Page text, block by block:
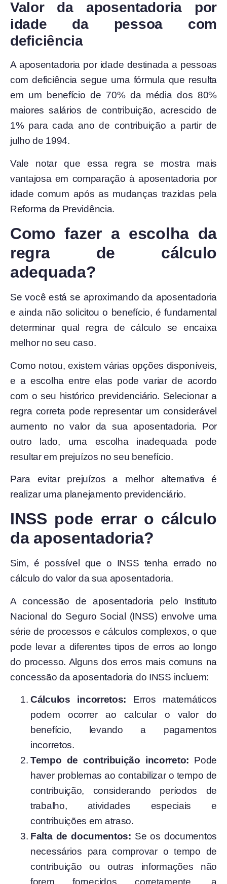
Valor da aposentadoria por
idade da pessoa com
deficiência
A aposentadoria por idade destinada a pessoas
com deficiência segue uma fórmula que resulta
em um benefício de 70% da média dos 80%
maiores salários de contribuição, acrescido de
1% para cada ano de contribuição a partir de
julho de 1994.
Vale notar que essa regra se mostra mais
vantajosa em comparação à aposentadoria por
idade comum após as mudanças trazidas pela
Reforma da Previdência.
Como fazer a escolha da
regra de cálculo
adequada?
Se você está se aproximando da aposentadoria
e ainda não solicitou o benefício, é fundamental
determinar qual regra de cálculo se encaixa
melhor no seu caso.
Como notou, existem várias opções disponíveis,
e a escolha entre elas pode variar de acordo
com o seu histórico previdenciário. Selecionar a
regra correta pode representar um considerável
aumento no valor da sua aposentadoria. Por
outro lado, uma escolha inadequada pode
resultar em prejuízos no seu benefício.
Para evitar prejuízos a melhor alternativa é
realizar uma planejamento previdenciário.
INSS pode errar o cálculo
da aposentadoria?
Sim, é possível que o INSS tenha errado no
cálculo do valor da sua aposentadoria.
A concessão de aposentadoria pelo Instituto
Nacional do Seguro Social (INSS) envolve uma
série de processos e cálculos complexos, o que
pode levar a diferentes tipos de erros ao longo
do processo. Alguns dos erros mais comuns na
concessão da aposentadoria do INSS incluem:
Cálculos incorretos: Erros matemáticos
podem ocorrer ao calcular o valor do
benefício, levando a pagamentos
incorretos.
Tempo de contribuição incorreto: Pode
haver problemas ao contabilizar o tempo de
contribuição, considerando períodos de
trabalho, atividades especiais e
contribuições em atraso.
Falta de documentos: Se os documentos
necessários para comprovar o tempo de
contribuição ou outras informações não
forem fornecidos corretamente, a